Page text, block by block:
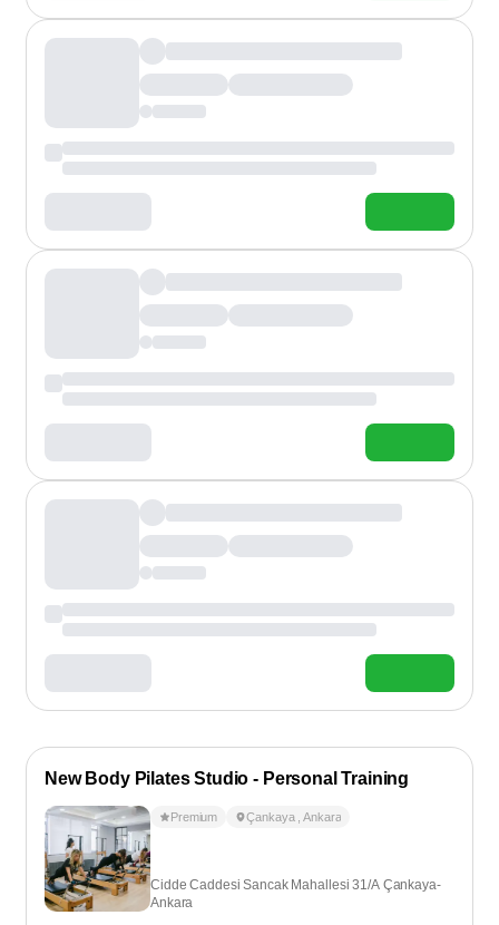
New Body Pilates Studio - Personal Training
Premium Çankaya ,Ankara
Cidde Caddesi Sancak Mahallesi 31/A Çankaya-
Ankara